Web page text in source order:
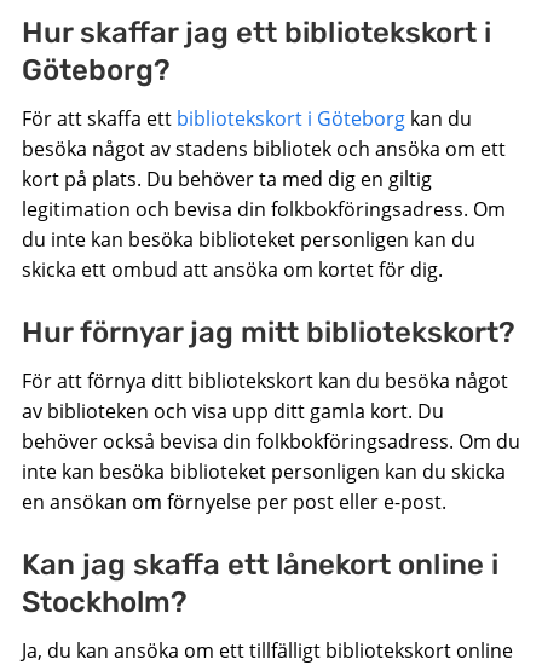
Hur skaffar jag ett bibliotekskort i
Göteborg?
För att skaffa ett bibliotekskort i Göteborgkan du
besöka något av stadens bibliotek och ansöka om ett
kort på plats. Du behöver ta med dig en giltig
legitimation och bevisa din folkbokföringsadress. Om
du inte kan besöka biblioteket personligen kan du
skicka ett ombud att ansöka om kortet för dig.
Hur förnyar jag mitt bibliotekskort?
För att förnya ditt bibliotekskort kan du besöka något
av biblioteken och visa upp ditt gamla kort. Du
behöver också bevisa din folkbokföringsadress. Om du
inte kan besöka biblioteket personligen kan du skicka
en ansökan om förnyelse per post eller e-post.
Kan jag skaffa ett lånekort online i
Stockholm?
Ja, du kan ansöka om ett tillfälligt bibliotekskort online